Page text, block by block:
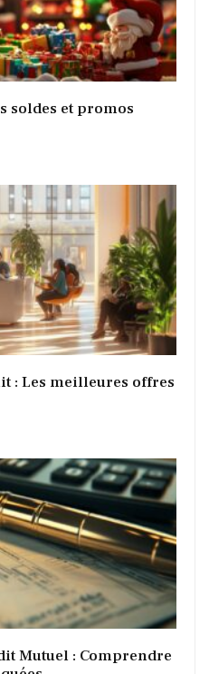
soldes et promos
: Les meilleures offres
Mutuel : Comprendre